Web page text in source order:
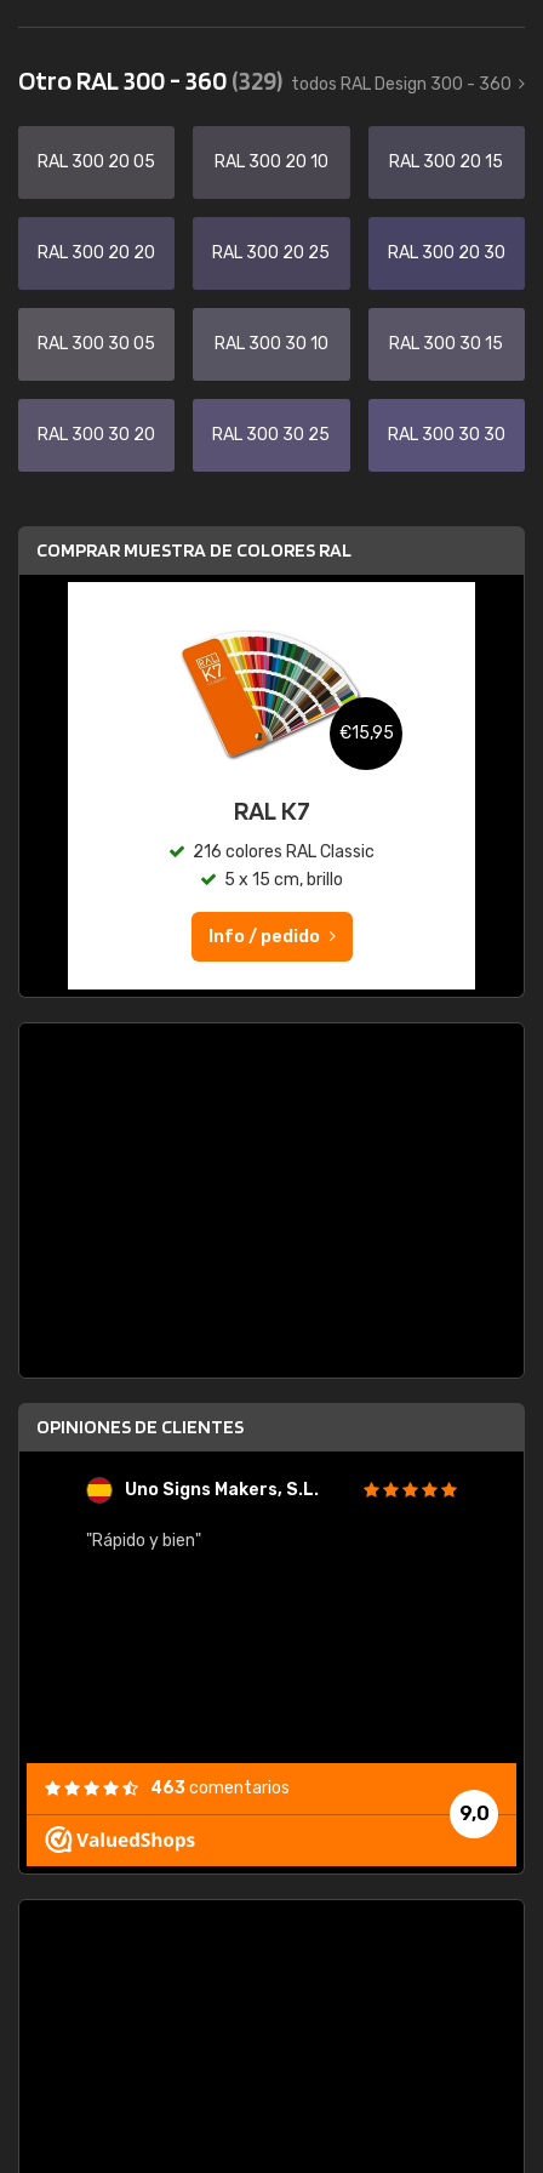
Otro RAL 300 - 360(329) todos RAL Design 300 - 360
RAL 300 20 05 RAL 300 20 10 RAL 300 20 15
RAL 300 20 20 RAL 300 20 25 RAL 300 20 30
RAL 300 30 05 RAL 300 30 10 RAL 300 30 15
RAL 300 30 20 RAL 300 30 25 RAL 300 30 30
COMPRAR MUESTRA DE COLORES RAL
€15,95
RAL K7
216 colores RAL Classic
5 x 15 cm, brillo
Info / pedido
OPINIONES DE CLIENTES
Uno Signs Makers, S.L.
"Rápido y bien"
9,0
463comentarios